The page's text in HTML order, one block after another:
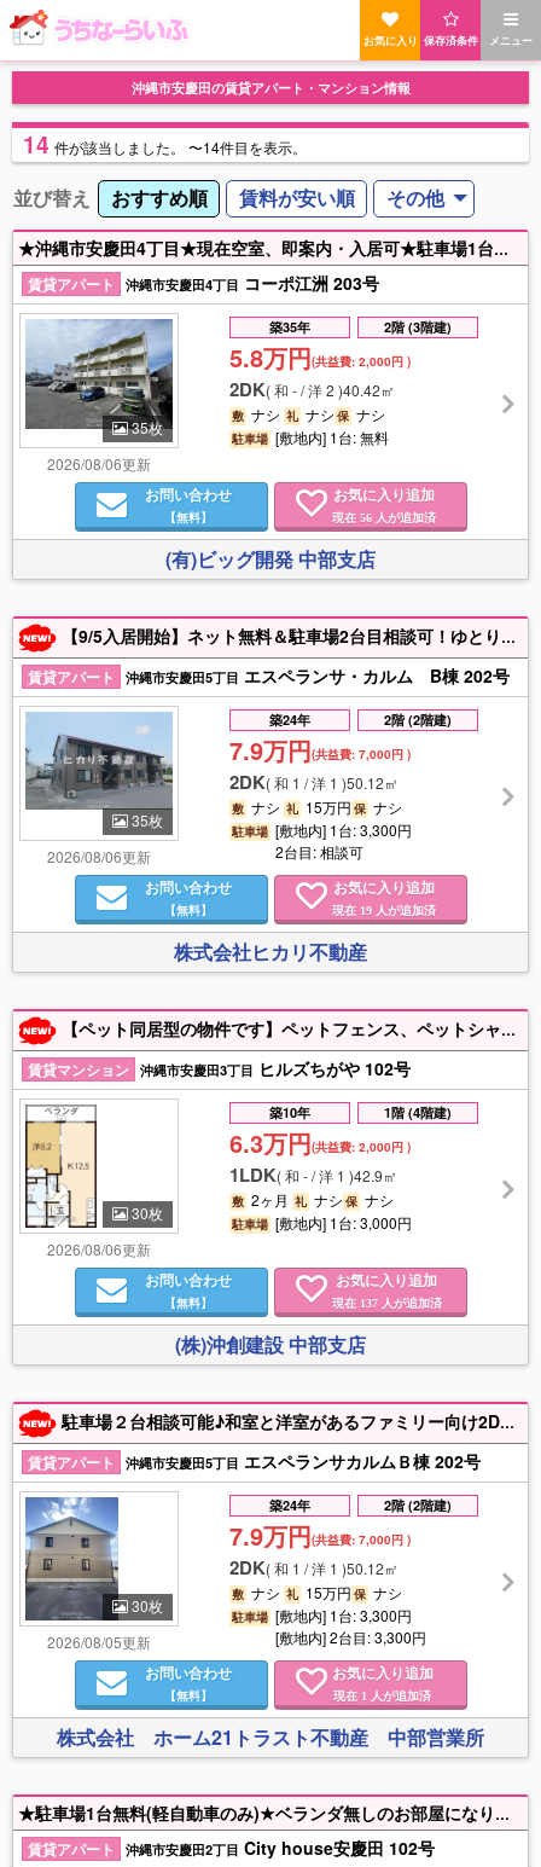
メニュー
保存済条件
お気に入り
沖縄市安慶田の賃貸アパート・マンション情報
14 件が該当しました。 〜14件目を表示。
並び替え おすすめ順 賃料が安い順 その他
★沖縄市安慶田4丁目★現在空室、即案内・入居可★駐車場1台のみ。2台目不可です★近隣スーパーや百均あるのでお買い物便利★バストイレ一緒でお掃除楽々★お急ぎ対応の方は恐れ入りますがお電話にてご連絡お願い致します☎983-9600
賃貸アパート
沖縄市安慶田4丁目 コーポ江洲 203号
35枚
2026/08/06更新
築35年 2階 (3階建)
5.8万円(共益費:2,000円 )
2DK(和 - / 洋 2 )40.42㎡
敷 ナシ 礼 ナシ保 ナシ
駐車場 [敷地内] 1台: 無料
お問い合わせ
【無料】
お気に入り追加
現在 56人が追加済
(有)ビッグ開発 中部支店
【9/5入居開始】ネット無料＆駐車場2台目相談可！ゆとりある50.12㎡の2DKで、和室6帖・洋室6帖・DK9帖の使いやすい間取り。最上階の2階部分、バス・トイレ別、室内洗濯機置場、洗面台、エアコン、居室照明、シューズボックス、バルコニー付きで、ふたり暮らしや子育て世帯にもおすすめです。 毎日のお買い物に便利なマックスバリュまで約282m、新垣病院まで約601m、ファミリーマートまで約663m、コザ信用金庫まで約771m。沖縄照屋郵便局も約1,203mで生活利便性も良好です。 敷金なしで初期費用を抑えやすく、駐車場は1台月額3,300円、2台目も月額3,300円で相談可能。広さ・設備・生活環境を重視する方は要チェックです。 お部屋探しはヒカリ不動産まで＊迅速・親切・丁寧に対応いたします＊
賃貸アパート 沖縄市安慶田5丁目 エスペランサ・カルム B棟 202号
35枚
2026/08/06更新
築24年 2階 (2階建)
7.9万円(共益費:7,000円 )
2DK(和 1 / 洋 1 )50.12㎡
敷 ナシ 礼 15万円保 ナシ
駐車場 [敷地内] 1台: 3,300円
2台目: 相談可
お問い合わせ
【無料】
お気に入り追加
現在 19人が追加済
株式会社ヒカリ不動産
【ペット同居型の物件です】ペットフェンス、ペットシャワー、クッションフロアとペット用設備あり♪インターネット無料（Wi-Fi対応）、ガス衣類乾燥機、エアコン、ビルトインコンロ付きと設備充実♪ その他、気になる点がございましたら沖創建設中部支店 098-938-7888 までお気軽にお問い合わせください
賃貸マンション 沖縄市安慶田3丁目 ヒルズちがや 102号
30枚
2026/08/06更新
築10年 1階 (4階建)
6.3万円(共益費:2,000円 )
1LDK(和 - / 洋 1 )42.9㎡
敷 2ヶ月 礼 ナシ保 ナシ
駐車場 [敷地内] 1台: 3,000円
お問い合わせ
【無料】
お気に入り追加
現在 137人が追加済
(株)沖創建設 中部支店
駐車場２台相談可能♪和室と洋室があるファミリー向け2DK！南向きで陽当たり良し◎静かな住環境＆スーパー近くで生活利便性良し◎【初期費用等の詳細は下記備考をご確認下さい】＃8月下旬退去予定⇒9月中旬入居可能予定
賃貸アパート 沖縄市安慶田5丁目 エスペランサカルムＢ棟 202号
30枚
2026/08/05更新
築24年 2階 (2階建)
7.9万円(共益費:7,000円 )
2DK(和 1 / 洋 1 )50.12㎡
敷 ナシ 礼 15万円保 ナシ
駐車場 [敷地内] 1台: 3,300円
[敷地内] 2台目: 3,300円
お問い合わせ
【無料】
お気に入り追加
現在 1 人が追加済
株式会社 ホーム21トラスト不動産 中部営業所
★駐車場1台無料(軽自動車のみ)★ベランダ無しのお部屋になります★お手頃お家賃が魅力的★1階のお部屋なので移動や出入りが楽々★幅広い活用が出来る和室あり★お急ぎ対応の方は恐れ入りますがお電話にてご連絡お願い致します☎983-9600
賃貸アパート
沖縄市安慶田2丁目 City house安慶田 102号